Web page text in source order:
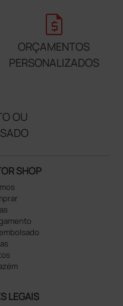
request_quote
ORÇAMENTOS
PERSONALIZADOS
OU
SHOP
LEGAIS